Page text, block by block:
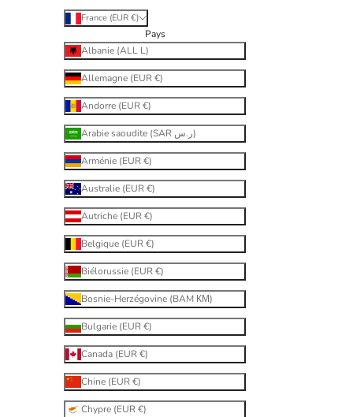
France (EUR €)
Pays
Albanie (ALL L)
Allemagne (EUR €)
Andorre (EUR €)
Arabie saoudite (SAR ر.س)
Arménie (EUR €)
Australie (EUR €)
Autriche (EUR €)
Belgique (EUR €)
Biélorussie (EUR €)
Bosnie-Herzégovine (BAM КМ)
Bulgarie (EUR €)
Canada (EUR €)
Chine (EUR €)
Chypre (EUR €)